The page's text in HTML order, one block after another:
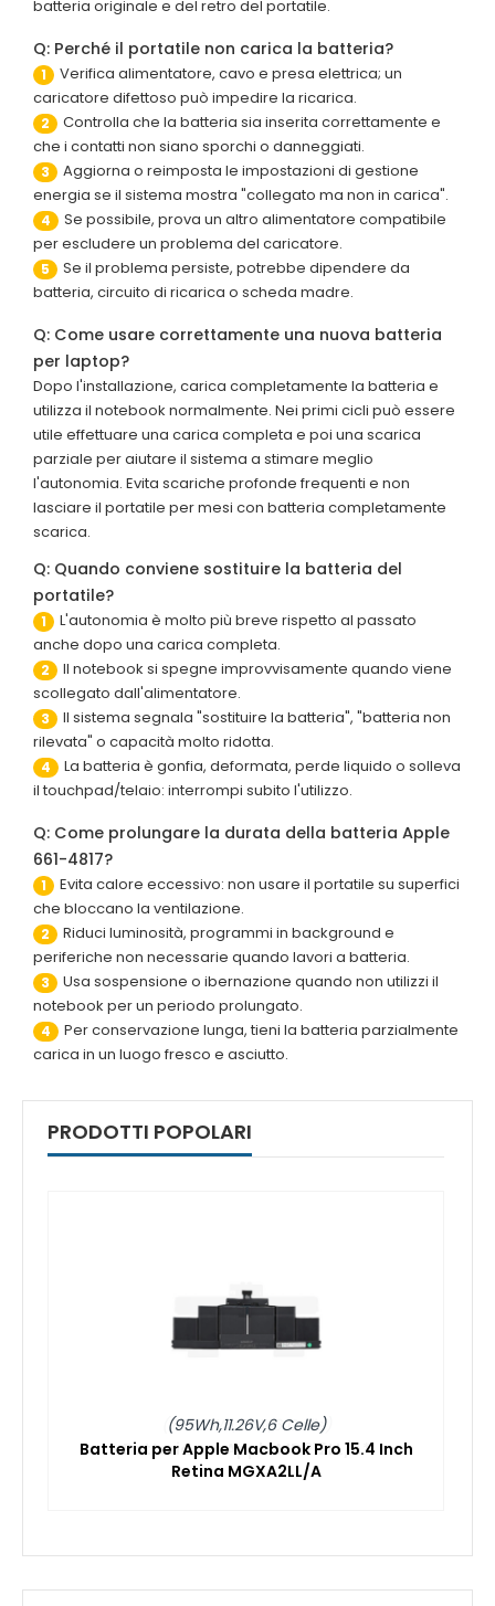
batteria originale e del retro del portatile.
Q: Perché il portatile non carica la batteria?
1
Verifica alimentatore, cavo e presa elettrica; un
caricatore difettoso può impedire la ricarica.
2
Controlla che la batteria sia inserita correttamente e
che i contatti non siano sporchi o danneggiati.
3
Aggiorna o reimposta le impostazioni di gestione
energia se il sistema mostra "collegato ma non in carica".
4
Se possibile, prova un altro alimentatore compatibile
per escludere un problema del caricatore.
5
Se il problema persiste, potrebbe dipendere da
batteria, circuito di ricarica o scheda madre.
Q: Come usare correttamente una nuova batteria
per laptop?
Dopo l'installazione, carica completamente la batteria e
utilizza il notebook normalmente. Nei primi cicli può essere
utile effettuare una carica completa e poi una scarica
parziale per aiutare il sistema a stimare meglio
l'autonomia. Evita scariche profonde frequenti e non
lasciare il portatile per mesi con batteria completamente
scarica.
Q: Quando conviene sostituire la batteria del
portatile?
1
L'autonomia è molto più breve rispetto al passato
anche dopo una carica completa.
2
Il notebook si spegne improvvisamente quando viene
scollegato dall'alimentatore.
3
Il sistema segnala "sostituire la batteria", "batteria non
rilevata" o capacità molto ridotta.
4
La batteria è gonfia, deformata, perde liquido o solleva
il touchpad/telaio: interrompi subito l'utilizzo.
Q: Come prolungare la durata della batteria Apple
661-4817?
1
Evita calore eccessivo: non usare il portatile su superfici
che bloccano la ventilazione.
2
Riduci luminosità, programmi in background e
periferiche non necessarie quando lavori a batteria.
3
Usa sospensione o ibernazione quando non utilizzi il
notebook per un periodo prolungato.
4
Per conservazione lunga, tieni la batteria parzialmente
carica in un luogo fresco e asciutto.
PRODOTTI POPOLARI
(95Wh,11.26V,6 Celle)
Batteria per Apple Macbook Pro 15.4 Inch
Retina MGXA2LL/A